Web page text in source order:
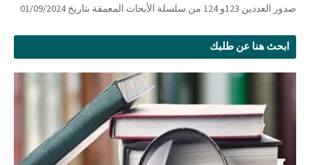
صدور العددين 123و 124 من سلسلة الأبحاث المعمقة بتاريخ 01/09/2024
ابحث هنا عن طلبك